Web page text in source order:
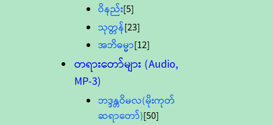
ဝိနည်း[5]
သုတ္တန်[23]
အဘိဓမ္မာ[12]
တရားတော်များ (Audio,
MP-3)
ဘဒ္ဒန္တဝိမလ(မိုးကုတ်
ဆရာတော်)[50]